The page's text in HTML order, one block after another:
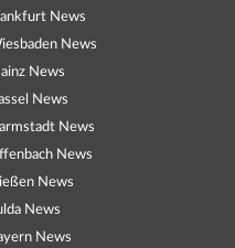
News
News
News
News
News
News
News
News
News